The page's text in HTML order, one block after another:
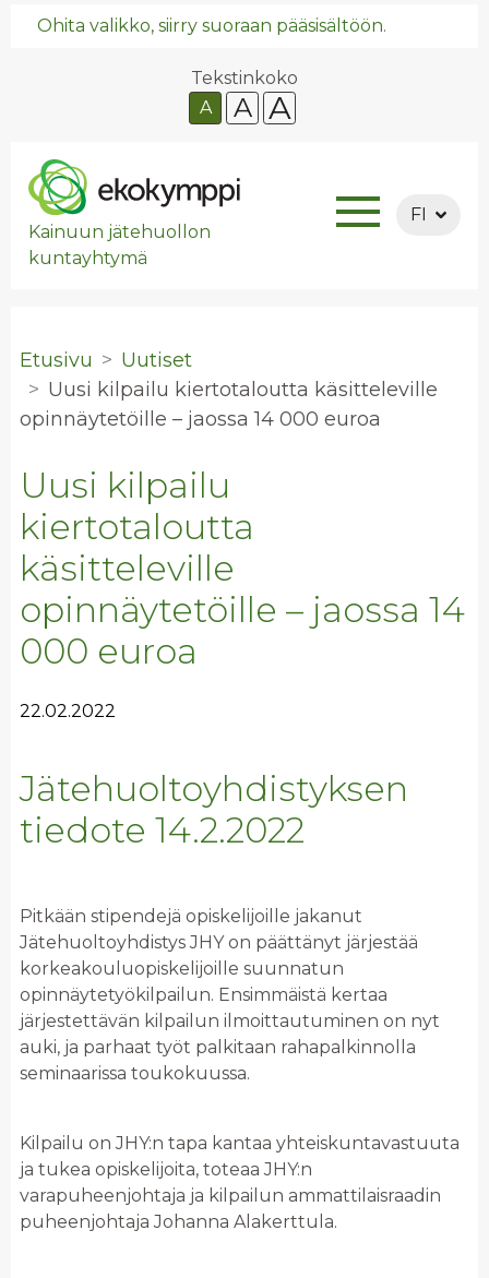
Ohita valikko, siirry suoraan pääsisältöön.
Tekstinkoko
A
A A
Kainuun jätehuollon
kuntayhtymä
FI
Etusivu
Uutiset
Uusi kil­pai­lu kier­to­ta­lout­ta kä­sit­te­le­vil­le
opin­näy­te­töil­le – jaos­sa 14 000 euroa
Uusi kilpailu
kiertotaloutta
käsitteleville
opinnäytetöille – jaossa 14
000 euroa
22.02.2022
Jätehuoltoyhdistyksen
tiedote 14.2.2022
Pitkään stipendejä opiskelijoille jakanut
Jätehuoltoyhdistys JHY on päättänyt järjestää
korkeakouluopiskelijoille suunnatun
opinnäytetyökilpailun. Ensimmäistä kertaa
järjestettävän kilpailun ilmoittautuminen on nyt
auki, ja parhaat työt palkitaan rahapalkinnolla
seminaarissa toukokuussa.
Kilpailu on JHY:n tapa kantaa yhteiskuntavastuuta
ja tukea opiskelijoita, toteaa JHY:n
varapuheenjohtaja ja kilpailun ammattilaisraadin
puheenjohtaja Johanna Alakerttula.